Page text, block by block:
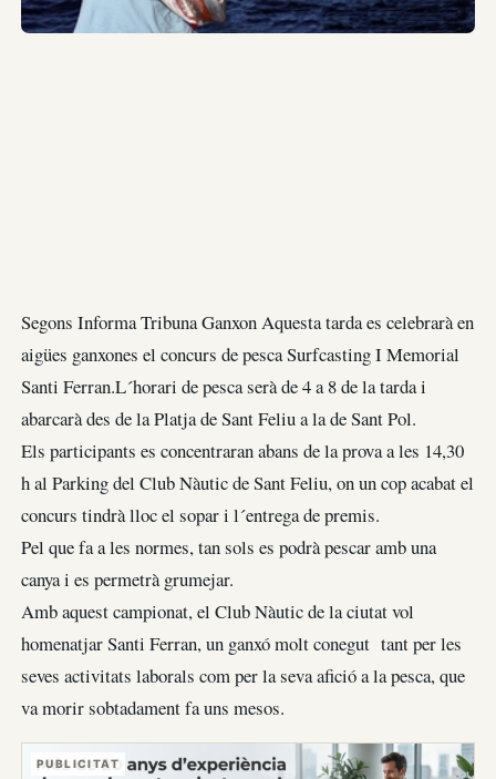
Segons Informa Tribuna Ganxon Aquesta tarda es celebrarà en
aigües ganxones el concurs de pesca Surfcasting I Memorial
Santi Ferran.L´horari de pesca serà de 4 a 8 de la tarda i
abarcarà des de la Platja de Sant Feliu a la de Sant Pol.
Els participants es concentraran abans de la prova a les 14,30
h al Parking del Club Nàutic de Sant Feliu, on un cop acabat el
concurs tindrà lloc el sopar i l´entrega de premis.
Pel que fa a les normes, tan sols es podrà pescar amb una
canya i es permetrà grumejar.
Amb aquest campionat, el Club Nàutic de la ciutat vol
homenatjar Santi Ferran, un ganxó molt conegut tant per les
seves activitats laborals com per la seva afició a la pesca, que
va morir sobtadament fa uns mesos.
PUBLICITAT